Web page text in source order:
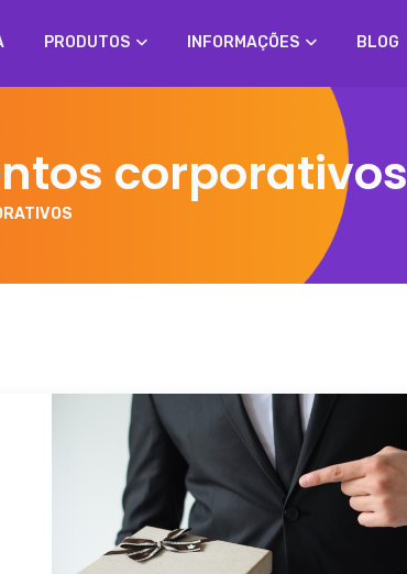
PRODUTOS INFORMAÇÕES BLOG
corporativos